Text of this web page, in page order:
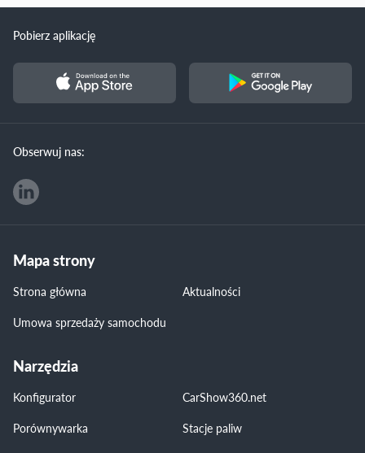
Pobierz aplikację
Obserwuj nas:
Mapa strony
Strona główna
Aktualności
Umowa sprzedaży samochodu
Narzędzia
Konfigurator
CarShow360.net
Porównywarka
Stacje paliw